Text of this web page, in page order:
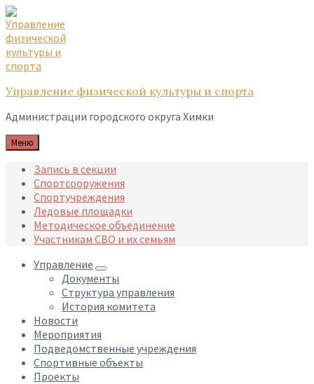
Skip
to
content
Skip
to
main
navigation
Skip
to
footer
Управление физической культуры и спорта
Администрации городского округа Химки
Меню
Запись в секции
Спортсооружения
Спортучреждения
Ледовые площадки
Методическое объединение
Участникам СВО и их семьям
Управление
Документы
Структура управления
История комитета
Новости
Мероприятия
Подведомственные учреждения
Спортивные объекты
Проекты